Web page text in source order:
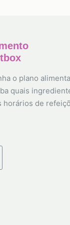
o plano
quais
horários de